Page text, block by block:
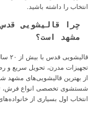
انتخاب را داشته باشید.
چرا قالیشویی
مشهد است؟
تجهیزات مدرن، تحویل سریع و
از بهترین قالیشویی‌های مشهد
شستشوی تخصصی انواع فرش،
انتخاب اول بسیاری از